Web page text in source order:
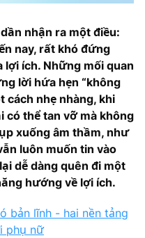
nhận ra một điều:
nay, rất khó đứng
ích. Những mối quan
lời hứa hẹn “không
cách nhẹ nhàng, khi
có thể tan vỡ mà không
xuống âm thầm, như
luôn muốn tin vào
dễ dàng quên đi một
hướng về lợi ích.
bản lĩnh - hai nền tảng
phụ nữ